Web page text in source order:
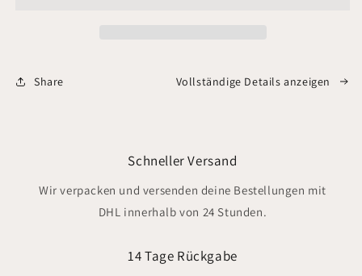
X
Share Vollständige Details anzeigen
Schneller Versand
Wir verpacken und versenden deine Bestellungen mit
DHL innerhalb von 24 Stunden.
14 Tage Rückgabe